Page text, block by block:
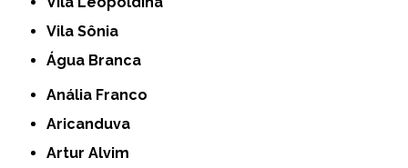
Vila Sônia
Água Branca
Anália Franco
Aricanduva
Artur Alvim